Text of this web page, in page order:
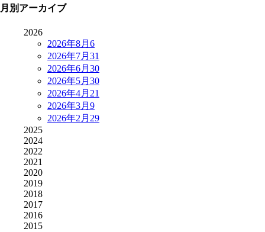
月別アーカイブ
2026
2026年8月 6
2026年7月 31
2026年6月 30
2026年5月 30
2026年4月 21
2026年3月 9
2026年2月 29
2025
2024
2022
2021
2020
2019
2018
2017
2016
2015